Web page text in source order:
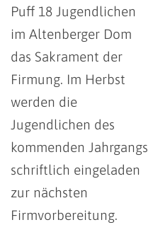
Puff 18 Jugendlichen
im Altenberger Dom
das Sakrament der
Firmung. Im Herbst
werden die
Jugendlichen des
kommenden Jahrgangs
schriftlich eingeladen
zur nächsten
Firmvorbereitung.